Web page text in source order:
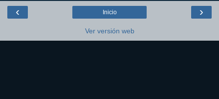
‹ ›
Inicio
Ver versión web